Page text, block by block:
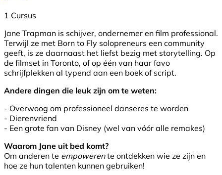
1 Cursus
Jane Trapman is schijver, ondernemer en film professional.
Terwijl ze met Born to Fly solopreneurs een community
geeft, is ze daarnaast het liefst bezig met storytelling. Op
de filmset in Toronto, of op één van haar favo
schrijfplekken al typend aan een boek of script.
Andere dingen die leuk zijn om te weten:
- Overwoog om professioneel danseres te worden
- Dierenvriend
- Een grote fan van Disney (wel van vóór alle remakes)
Waarom Jane uit bed komt?
Om anderen te empowerente ontdekken wie ze zijn en
hoe ze hun talenten kunnen gebruiken!